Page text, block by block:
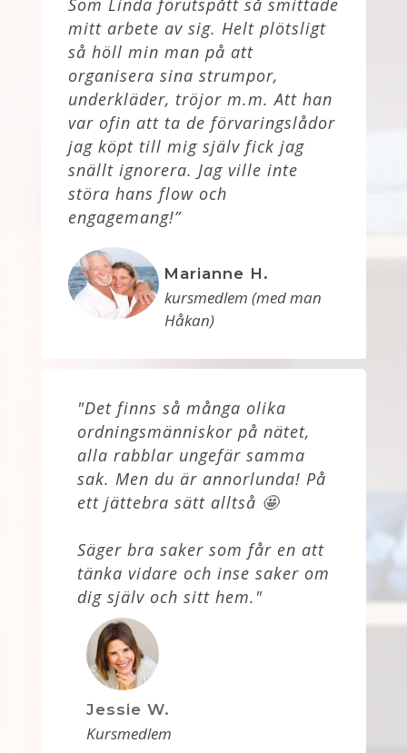
mitt arbete av sig. Helt plötsligt
så höll min man på att
organisera sina strumpor,
underkläder, tröjor m.m. Att han
var ofin att ta de förvaringslådor
jag köpt till mig själv fick jag
snällt ignorera. Jag ville inte
störa hans flow och
engagemang!”
Marianne H.
kursmedlem (med man
Håkan)
"Det finns så många olika
ordningsmänniskor på nätet,
alla rabblar ungefär samma
sak. Men du är annorlunda! På
ett jättebra sätt alltså 🤩
Säger bra saker som får en att
tänka vidare och inse saker om
dig själv och sitt hem."
Jessie W.
Kursmedlem